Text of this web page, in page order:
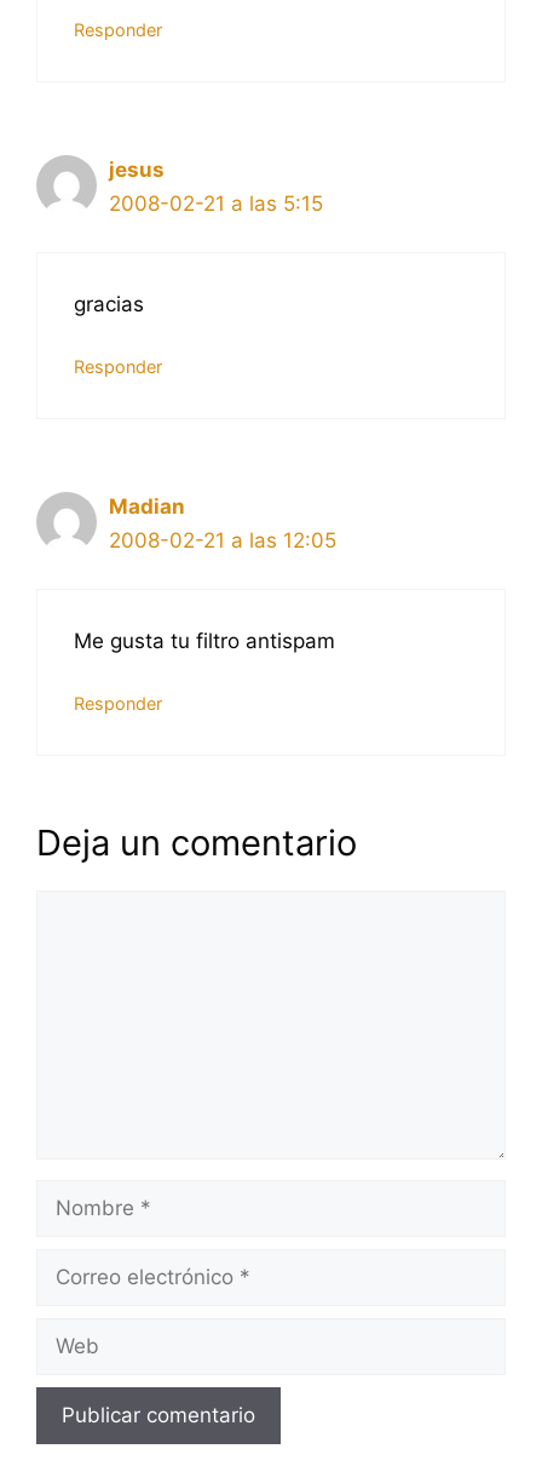
Responder
jesus
2008-02-21 a las 5:15
gracias
Responder
Madian
2008-02-21 a las 12:05
Me gusta tu filtro antispam
Responder
Deja un comentario
Nombre
Correo
Web